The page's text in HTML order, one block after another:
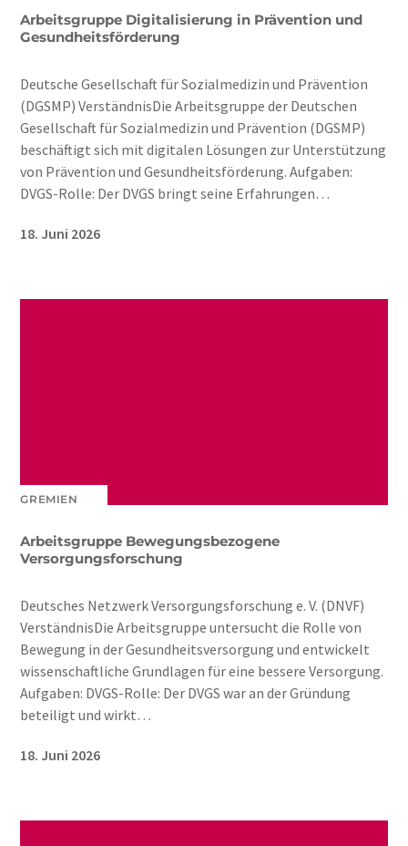
Arbeitsgruppe Digitalisierung in Prävention und
Gesundheitsförderung
Deutsche Gesellschaft für Sozialmedizin und Prävention
(DGSMP) VerständnisDie Arbeitsgruppe der Deutschen
Gesellschaft für Sozialmedizin und Prävention (DGSMP)
beschäftigt sich mit digitalen Lösungen zur Unterstützung
von Prävention und Gesundheitsförderung. Aufgaben:
DVGS-Rolle: Der DVGS bringt seine Erfahrungen…
18. Juni 2026
GREMIEN
Arbeitsgruppe Bewegungsbezogene
Versorgungsforschung
Deutsches Netzwerk Versorgungsforschung e. V. (DNVF)
VerständnisDie Arbeitsgruppe untersucht die Rolle von
Bewegung in der Gesundheitsversorgung und entwickelt
wissenschaftliche Grundlagen für eine bessere Versorgung.
Aufgaben: DVGS-Rolle: Der DVGS war an der Gründung
beteiligt und wirkt…
18. Juni 2026